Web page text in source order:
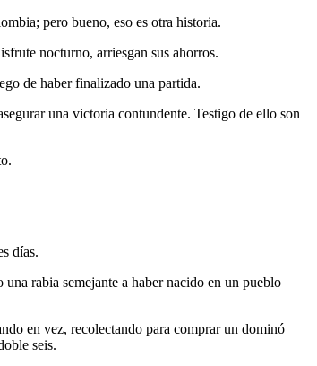
pero bueno, eso es otra historia.
nocturno, arriesgan sus ahorros.
de haber finalizado una partida.
una victoria contundente. Testigo de ello son
días.
rabia semejante a haber nacido en un pueblo
en vez, recolectando para comprar un dominó
seis.